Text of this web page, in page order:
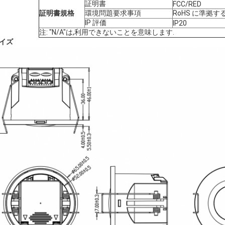
証明書規格
証明書
FCC/RED
環境問題要求事項
RoHS に準拠す
IP 評価
IP20
注: "N/A"は,利用できないことを意味します.
ズ